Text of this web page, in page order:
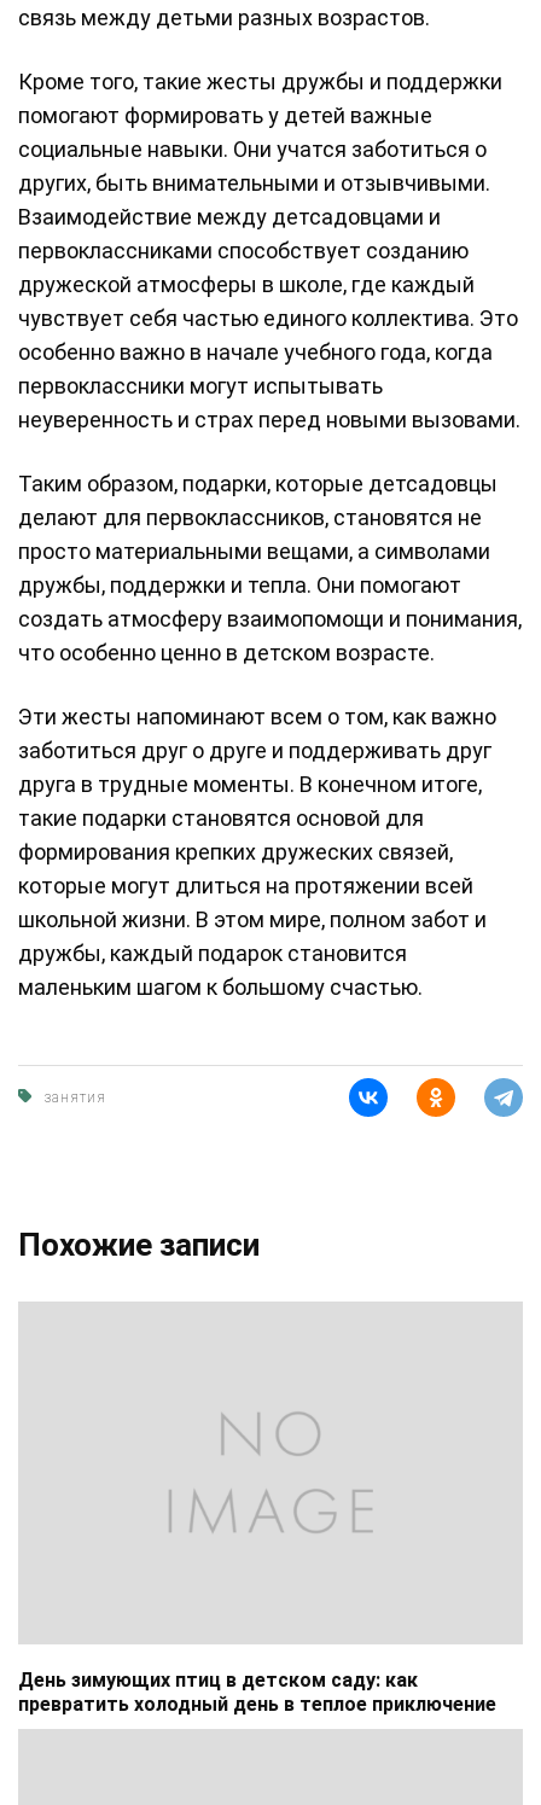
связь между детьми разных возрастов.
Кроме того, такие жесты дружбы и поддержки
помогают формировать у детей важные
социальные навыки. Они учатся заботиться о
других, быть внимательными и отзывчивыми.
Взаимодействие между детсадовцами и
первоклассниками способствует созданию
дружеской атмосферы в школе, где каждый
чувствует себя частью единого коллектива. Это
особенно важно в начале учебного года, когда
первоклассники могут испытывать
неуверенность и страх перед новыми вызовами.
Таким образом, подарки, которые детсадовцы
делают для первоклассников, становятся не
просто материальными вещами, а символами
дружбы, поддержки и тепла. Они помогают
создать атмосферу взаимопомощи и понимания,
что особенно ценно в детском возрасте.
Эти жесты напоминают всем о том, как важно
заботиться друг о друге и поддерживать друг
друга в трудные моменты. В конечном итоге,
такие подарки становятся основой для
формирования крепких дружеских связей,
которые могут длиться на протяжении всей
школьной жизни. В этом мире, полном забот и
дружбы, каждый подарок становится
маленьким шагом к большому счастью.
занятия
Похожие записи
День зимующих птиц в детском саду: как
превратить холодный день в теплое приключение